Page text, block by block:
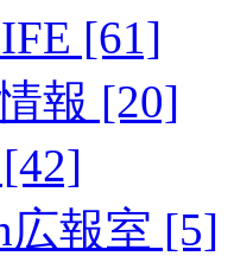
[61]
報 [20]
広報室 [5]